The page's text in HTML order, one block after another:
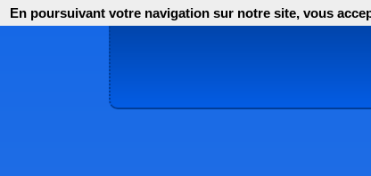
En poursuivant votre navigation sur notre site, vous